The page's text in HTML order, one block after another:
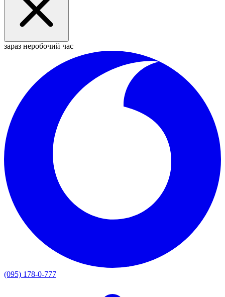
зараз неробочий час
(095) 178-0-777